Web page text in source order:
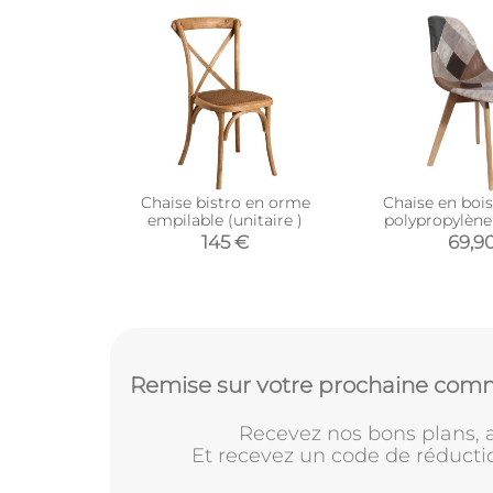
Chaise bistro en orme
empilable (unitaire )
145 €
Chaise en
Remise sur votre prochaine
Recevez nos bons
Et recevez un code de